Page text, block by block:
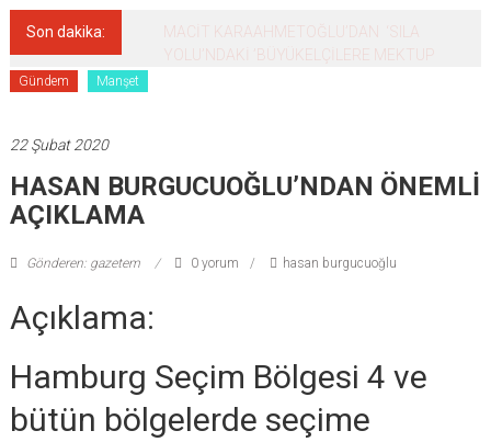
Son dakika:
MACİT KARAAHMETOĞLU’DAN ‘SILA
YOLU’NDAKİ ’BÜYÜKELÇİLERE MEKTUP
Gündem Manşet
22 Şubat 2020
HASAN BURGUCUOĞLU’NDAN ÖNEMLİ
AÇIKLAMA
Gönderen: gazetem 0 yorum hasan burgucuoğlu
Açıklama:
Hamburg Seçim Bölgesi 4 ve
bütün bölgelerde seçime